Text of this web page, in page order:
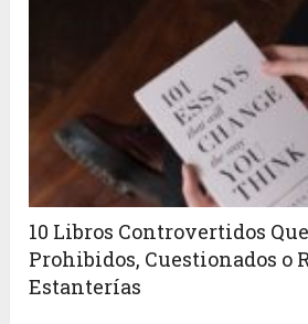
10 Libros Controvertidos
Prohibidos, Cuestionados o
Estanterías